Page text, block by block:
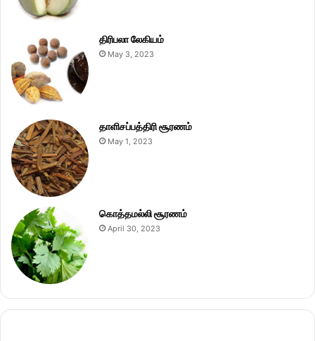
திரிபலா லேகியம்
May 3, 2023
தாளிசப்பத்திரி சூரணம்
May 1, 2023
கொத்தமல்லி சூரணம்
April 30, 2023